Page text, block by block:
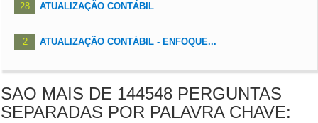
28 ATUALIZAÇÃO CONTÁBIL
2 ATUALIZAÇÃO CONTÁBIL - ENFOQUE...
SAO MAIS DE 144548 PERGUNTAS
SEPARADAS POR PALAVRA CHAVE: